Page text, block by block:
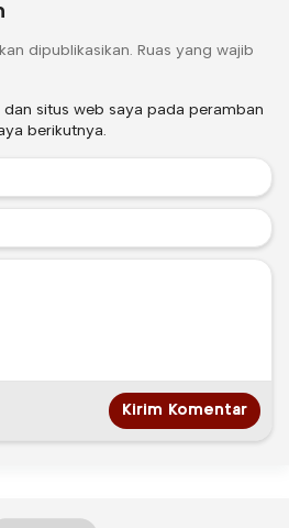
dipublikasikan. Ruas yang wajib
dan situs web saya pada peramban
berikutnya.